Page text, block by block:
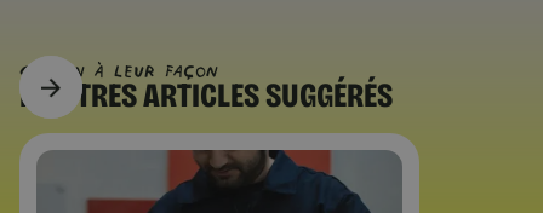
Conseils et Exercices
CHACUN À Leur FAÇON
D’AUTRESARTICLES SUGGÉRÉS